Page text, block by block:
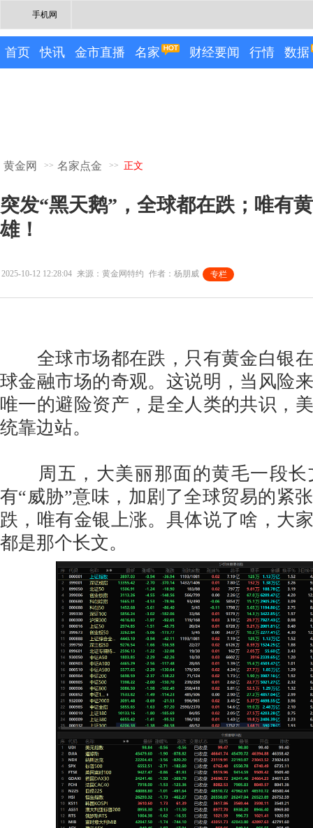
手机网
首页 快讯 金市直播 名家 财经要闻 行情 数据
黄金网 >> 名家点金 >> 正文
突发“黑天鹅”，全球都在跌；唯有
雄！
2025-10-12 12:28:04 来源：黄金网特约 作者：杨朋威 专栏
专栏
全球市场都在跌，只有黄金白银在
球金融市场的奇观。这说明，当风险
唯一的避险资产，是全人类的共识，
统靠边站。
周五，大美丽那面的黄毛一段长
有“威胁”意味，加剧了全球贸易的紧
跌，唯有金银上涨。具体说了啥，大
都是那个长文。